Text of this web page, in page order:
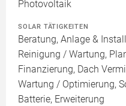
Photovoltaik
SOLAR TÄTIGKEITEN
Beratung, Anlage &
Reinigung / Wartung,
Finanzierung, Dach
Wartung / Optimierung,
Batterie, Erweiterung